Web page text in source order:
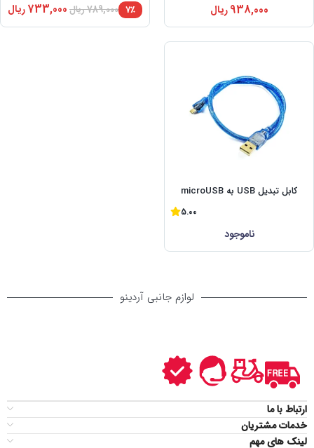
938,000ریال 789,000ریال733,000ریال ۷٪
کابل تبدیل USB به microUSB
5.00
ناموجود
لوازم جانبی آردینو
ارتباط با ما
خدمات مشتریان
لینک های مهم